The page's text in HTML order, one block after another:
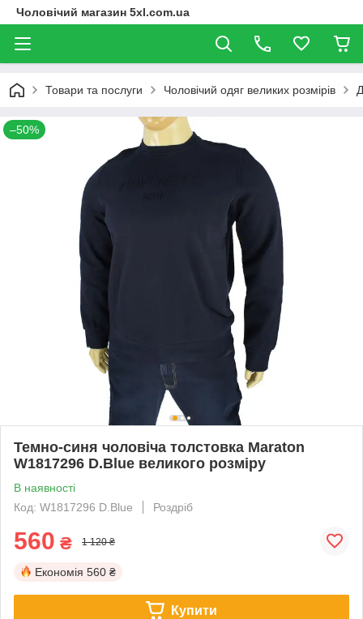
Чоловічий магазин 5xl.com.ua
Товари та послуги Чоловічий одяг великих розмірів
–50%
Темно-синя чоловіча толстовка Maraton
W1817296 D.Blue великого розміру
В наявності
Код: W1817296 D.Blue
Роздріб
560 ₴ 1 120 ₴
Економія 560 ₴
Купити